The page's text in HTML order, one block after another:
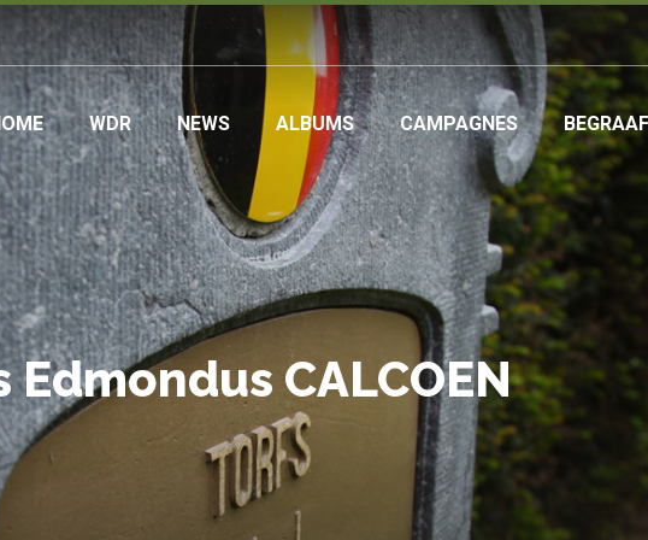
WDR NEWS ALBUMS CAMPAGNES
CALCOEN